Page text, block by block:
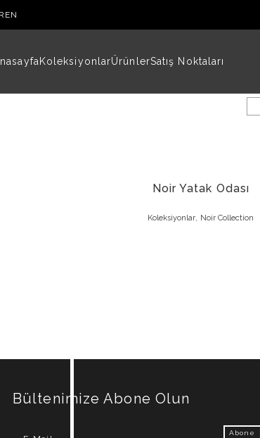
EN
KoleksiyonlarÜrünlerSatış Noktaları
Noir Yatak Odası
Koleksiyonlar, Noir Collection
Bültenimize Abone Olun